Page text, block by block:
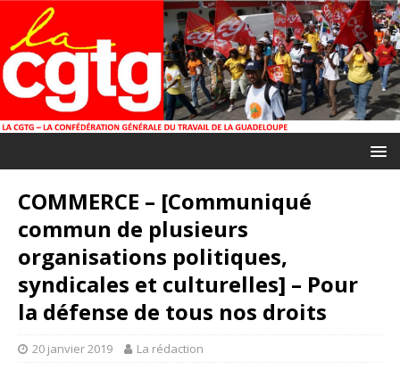
COMMERCE – [Communiqué
commun de plusieurs
organisations politiques,
syndicales et culturelles] – Pour
la défense de tous nos droits
20 janvier 2019 La rédaction